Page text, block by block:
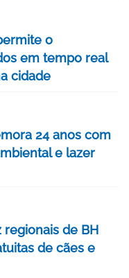
o
em tempo real
cidade
24 anos com
e lazer
de BH
de cães e